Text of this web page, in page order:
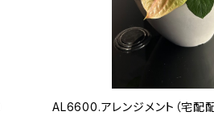
AL6600.アレンジメント（宅配